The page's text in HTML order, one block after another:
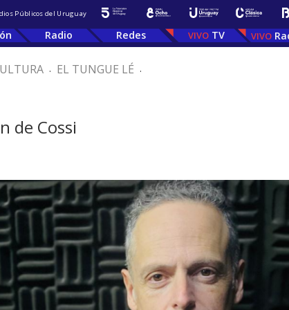
Públicos del Uruguay
Radio Redes TV
. EL TUNGUE LÉ .
de Cossi